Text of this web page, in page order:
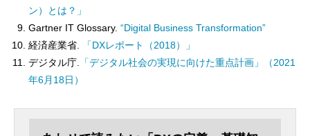
ン）とは？」
Gartner IT Glossary. “Digital Business Transformation”
経済産業省.
「DXレポート（2018）」
デジタル庁. 「デジタル社会の実現に向けた重点計画」（2021
年6月18日）